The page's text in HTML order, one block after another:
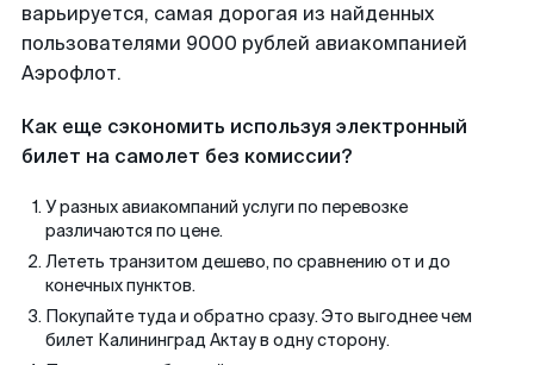
варьируется, самая дорогая из найденных
пользователями 9000 рублей авиакомпанией
Аэрофлот.
Как еще сэкономить используя электронный
билет на самолет без комиссии?
У разных авиакомпаний услуги по перевозке
различаются по цене.
Лететь транзитом дешево, по сравнению от и до
конечных пунктов.
Покупайте туда и обратно сразу. Это выгоднее чем
билет Калининград Актау в одну сторону.